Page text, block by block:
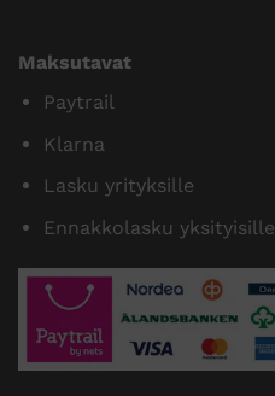
Maksutavat
Paytrail
Klarna
Lasku yrityksille
Ennakkolasku yksityisille